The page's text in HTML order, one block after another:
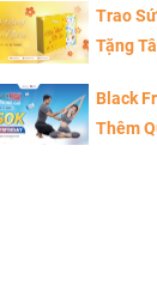
Trao
Tặng
Black
Thêm